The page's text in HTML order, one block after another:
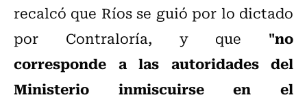
recalcó que Ríos se guió por lo dictado
por Contraloría, y que "no
corresponde a las autoridades del
Ministerio inmiscuirse en el